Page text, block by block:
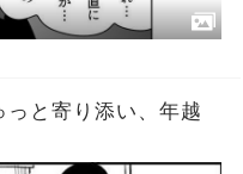
と寄り添い、年越